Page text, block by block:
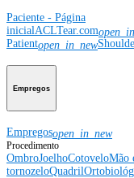
Paciente - Página
inicialACLTear.com
Patientopen_in_new
Empregos
Empregosopen_in_new
Procedimento
OmbroJoelhoCotoveloMão
tornozeloQuadril